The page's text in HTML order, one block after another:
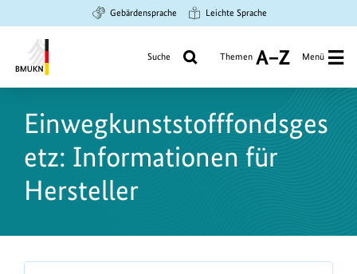
Hauptinhalt
springen
Suche
springen
Hauptnavigation
springen
Gebärdensprache Leichte Sprache
Umwelt,
Naturschutz
und
nukleare
Suche Themen
A
Z
Menü
Einwegkunststofffondsges
etz: Informationen für
Hersteller